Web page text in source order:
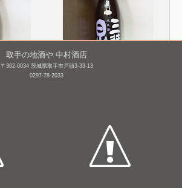
三連星 純米(黒) 瓶火入れ
取手の地酒や 中村酒店
〒302-0034 茨城県取手市戸頭3-33-13
0297-78-2033